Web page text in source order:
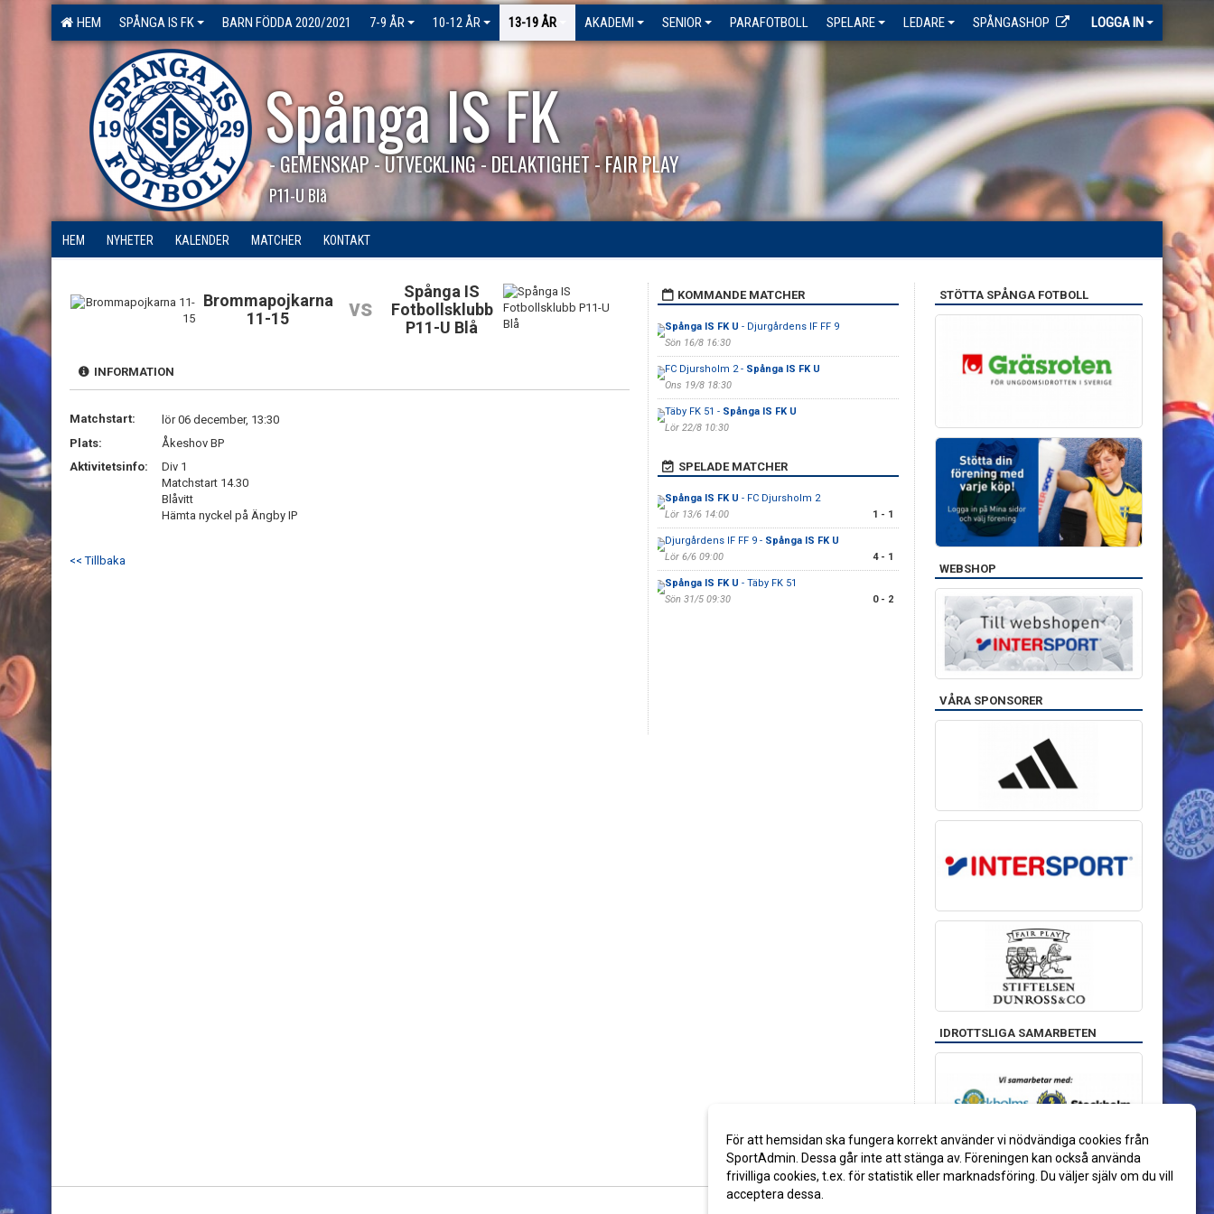
HEM SPÅNGA IS FK BARN FÖDDA 2020/2021 7-9 ÅR 10-12 ÅR 13-19 ÅR AKADEMI SENIOR PARAFOTBOLL SPELARE LEDARE SPÅNGASHOP LOGGA IN
Spånga IS FK
- GEMENSKAP - UTVECKLING - DELAKTIGHET - FAIR PLAY
P11-U Blå
HEM NYHETER KALENDER MATCHER KONTAKT
Brommapojkarna
11-15
vs
Spånga IS
Fotbollsklubb
P11-U Blå
INFORMATION
Matchstart:
lör 06 december, 13:30
Plats:
Åkeshov BP
Aktivitetsinfo:
Div 1
Matchstart 14.30
Blåvitt
Hämta nyckel på Ängby IP
<< Tillbaka
KOMMANDE MATCHER
Spånga IS FK U - Djurgårdens IF FF 9
Sön 16/8 16:30
FC Djursholm 2 - Spånga IS FK U
Ons 19/8 18:30
Täby FK 51 - Spånga IS FK U
Lör 22/8 10:30
SPELADE MATCHER
Spånga IS FK U - FC Djursholm 2
Lör 13/6 14:00
1 - 1
Djurgårdens IF FF 9 - Spånga IS FK U
Lör 6/6 09:00
4 - 1
Spånga IS FK U - Täby FK 51
Sön 31/5 09:30
0 - 2
STÖTTA SPÅNGA FOTBOLL
WEBSHOP
VÅRA SPONSORER
IDROTTSLIGA SAMARBETEN
För att hemsidan ska fungera korrekt använder vi nödvändiga cookies från
SportAdmin. Dessa går inte att stänga av. Föreningen kan också använda
frivilliga cookies, t.ex. för statistik eller marknadsföring. Du väljer själv om du vill
acceptera dessa.